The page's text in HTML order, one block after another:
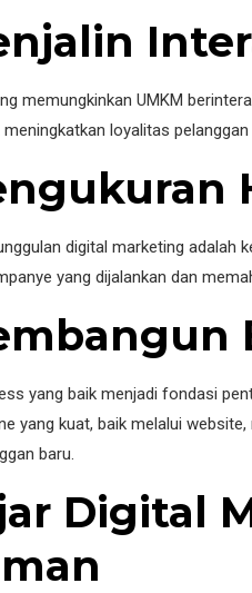
memungkinkan UMKM
loyalitas
digital marketing adalah
yang dijalankan dan
yang baik menjadi fondasi
yang kuat, baik melalui
baru.
Digital